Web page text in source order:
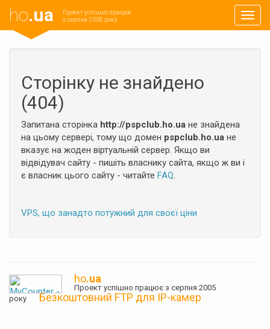
ho.ua
Проект успішно працює
з серпня 2005 року
Сторінку не знайдено
(404)
Запитана сторінка http://pspclub.ho.ua не знайдена
на цьому сервері, тому що домен pspclub.ho.ua не
вказує на жоден віртуальній сервер. Якщо ви
відвідувач сайту - пишіть власнику сайта, якщо ж ви і
є власник цього сайту - читайте FAQ.
VPS, що занадто потужний для своєї ціни
ho.ua
Проект успішно працює з серпня 2005
року Безкоштовний FTP для IP-камер